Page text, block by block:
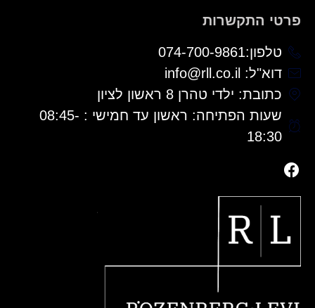
פרטי התקשרות
טלפון:074-700-9861
דוא"ל: info@rll.co.il
כתובת: ילדי טהרן 8 ראשון לציון
שעות הפתיחה: ראשון עד חמישי : 08:45-
18:30